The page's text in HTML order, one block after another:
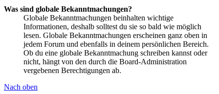
Was sind globale Bekanntmachungen?
Globale Bekanntmachungen beinhalten wichtige
Informationen, deshalb solltest du sie so bald wie möglich
lesen. Globale Bekanntmachungen erscheinen ganz oben in
jedem Forum und ebenfalls in deinem persönlichen Bereich.
Ob du eine globale Bekanntmachung schreiben kannst oder
nicht, hängt von den durch die Board-Administration
vergebenen Berechtigungen ab.
Nach oben